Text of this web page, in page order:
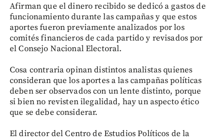
Afirman que el dinero recibido se dedicó a gastos de
funcionamiento durante las campañas y que estos
aportes fueron previamente analizados por los
comités financieros de cada partido y revisados por
el Consejo Nacional Electoral.
Cosa contraria opinan distintos analistas quienes
consideran que los aportes a las campañas políticas
deben ser observados con un lente distinto, porque
si bien no revisten ilegalidad, hay un aspecto ético
que se debe considerar.
El director del Centro de Estudios Políticos de la